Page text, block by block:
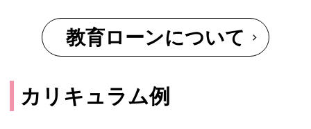
教育ローンについて
カリキュラム例